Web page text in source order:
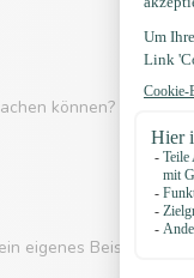
können? Dann
eigenes Beispiel